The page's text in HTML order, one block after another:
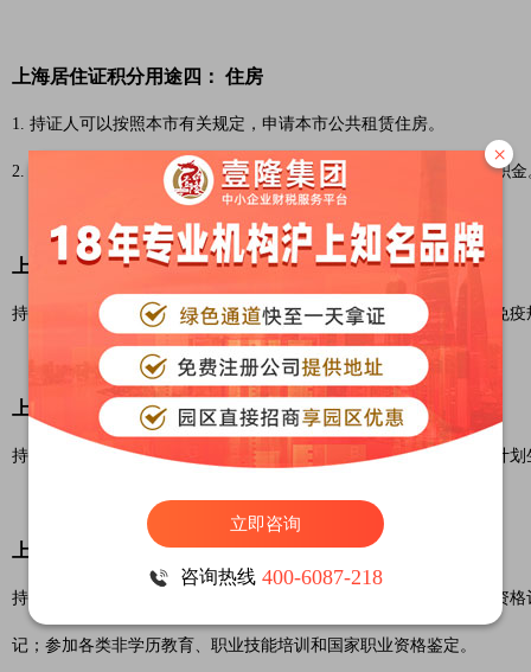
上海居住证积分用途四： 住房
1. 持证人可以按照本市有关规定，申请本市公共租赁住房。
2. 持证人可以按照国家和本市有关规定，在本市缴存和使用住房公积金
上海居住证积分用途五： 基本公共卫生
持证人的同住子女可以按照国家和本市有关规定，在本市享受国家免
上海居住证积分用途六： 计划生育
持证人可以按照国家和本市有关规定，在本市免费享受基本项目的计
上海居住证积分用途七： 资格评定、考试和鉴定
持证人可以按照国家和本市有关规定，参加本市专业技术职务任职资
记；参加各类非学历教育、职业技能培训和国家职业资格鉴定。
×
立即咨询
咨询热线 400-6087-218